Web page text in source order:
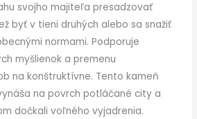
svojho majiteľa presadzovať
byť v tieni druhých alebo sa snažiť
normami. Podporuje
myšlienok a premenu
na konštruktívne. Tento kameň
na povrch potláčané city a
dočkali voľného vyjadrenia.